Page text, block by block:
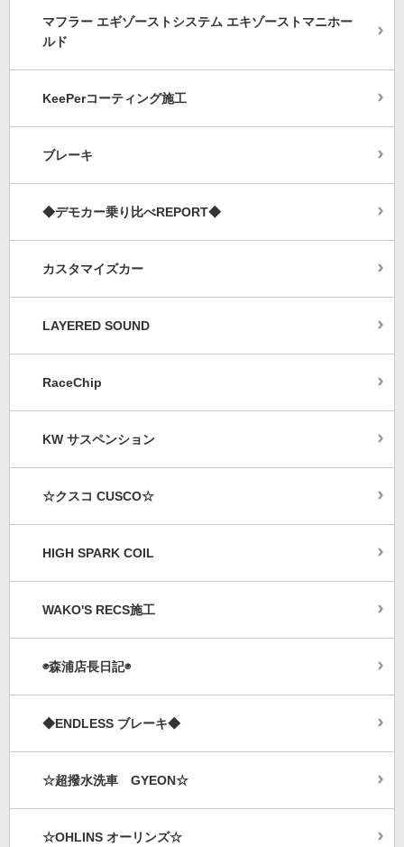
マフラー エギゾーストシステム エキゾーストマニホー
ルド
KeePerコーティング施工
ブレーキ
◆デモカー乗り比べREPORT◆
カスタマイズカー
LAYERED SOUND
RaceChip
KW サスペンション
☆クスコ CUSCO☆
HIGH SPARK COIL
WAKO'S RECS施工
◉森浦店長日記◉
◆ENDLESS ブレーキ◆
☆超撥水洗車 GYEON☆
☆OHLINS オーリンズ☆